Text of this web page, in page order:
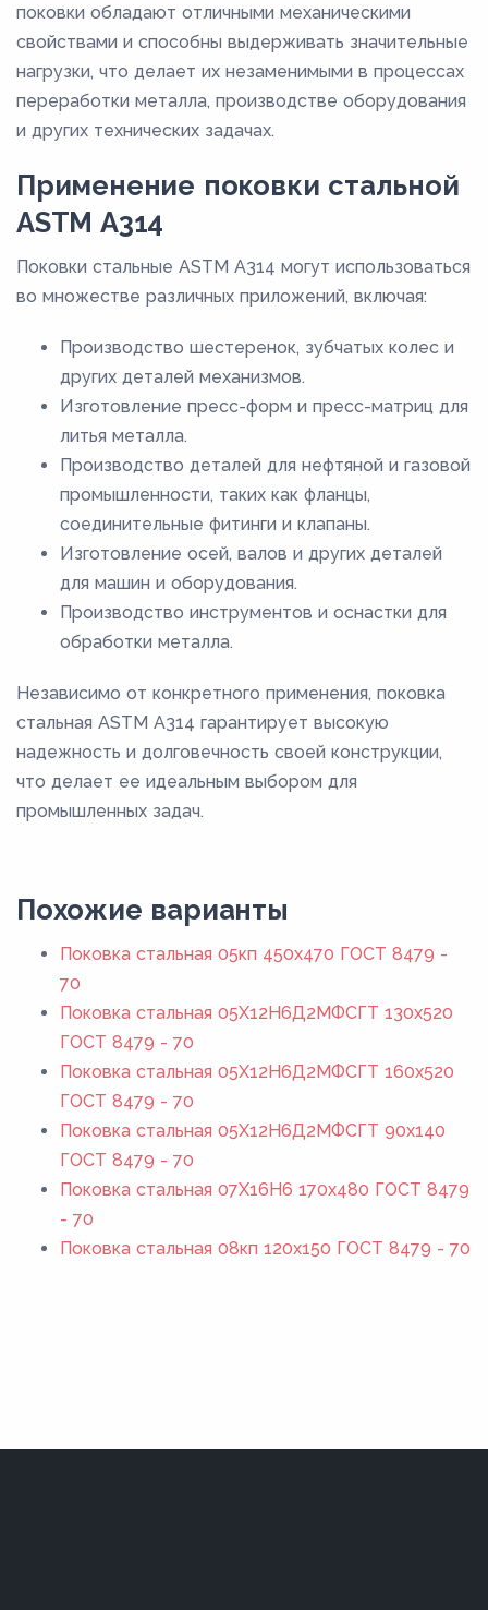
поковки обладают отличными механическими
свойствами и способны выдерживать значительные
нагрузки, что делает их незаменимыми в процессах
переработки металла, производстве оборудования
и других технических задачах.
Применение поковки стальной
ASTM A314
Поковки стальные ASTM A314 могут использоваться
во множестве различных приложений, включая:
Производство шестеренок, зубчатых колес и
других деталей механизмов.
Изготовление пресс-форм и пресс-матриц для
литья металла.
Производство деталей для нефтяной и газовой
промышленности, таких как фланцы,
соединительные фитинги и клапаны.
Изготовление осей, валов и других деталей
для машин и оборудования.
Производство инструментов и оснастки для
обработки металла.
Независимо от конкретного применения, поковка
стальная ASTM A314 гарантирует высокую
надежность и долговечность своей конструкции,
что делает ее идеальным выбором для
промышленных задач.
Похожие варианты
Поковка стальная 05кп 450x470 ГОСТ 8479 -
70
Поковка стальная 05Х12Н6Д2МФСГТ 130x520
ГОСТ 8479 - 70
Поковка стальная 05Х12Н6Д2МФСГТ 160x520
ГОСТ 8479 - 70
Поковка стальная 05Х12Н6Д2МФСГТ 90x140
ГОСТ 8479 - 70
Поковка стальная 07Х16Н6 170x480 ГОСТ 8479
- 70
Поковка стальная 08кп 120x150 ГОСТ 8479 - 70